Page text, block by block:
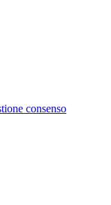
consenso